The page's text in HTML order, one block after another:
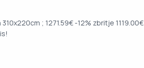
; 1271.59€ -12% zbritje 1119.00€